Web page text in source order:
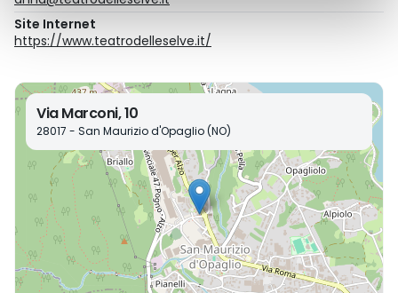
Site Internet
https://www.teatrodelleselve.it/
Via Marconi, 10
28017 - San Maurizio d'Opaglio (NO)